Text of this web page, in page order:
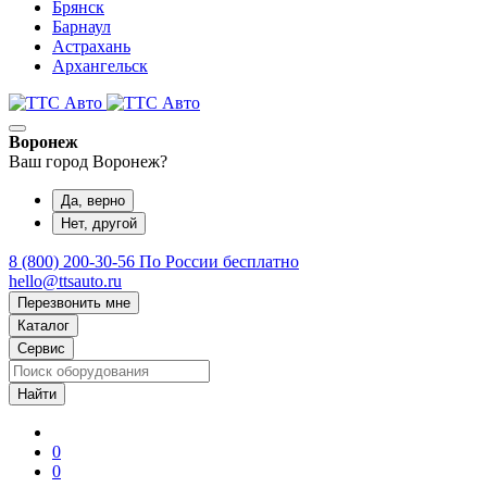
Брянск
Барнаул
Астрахань
Архангельск
Воронеж
Ваш город Воронеж?
Да, верно
Нет, другой
8 (800) 200-30-56 По России бесплатно
hello@ttsauto.ru
Перезвонить мне
Каталог
Сервис
0
0